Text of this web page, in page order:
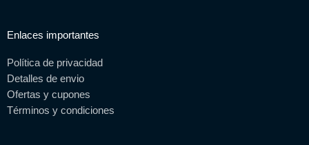
Enlaces importantes
Política de privacidad
Detalles de envio
Ofertas y cupones
Términos y condiciones